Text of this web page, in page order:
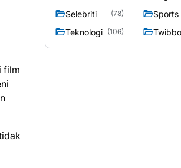
film
Selebriti (78) Sports
Teknologi (106)